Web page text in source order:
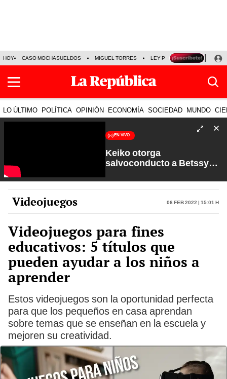
HOY CASO MOCHASUELDOS MIGUEL TORRES LEY PULPÍN PRECIO DEL
LO ÚLTIMO POLÍTICA OPINIÓN ECONOMÍA SOCIEDAD MUNDO
EN VIVO
Keiko otorga
salvoconducto a Betssy
Petroperú | Sin Guion con
Rosa María Palacios
Videojuegos 06 Feb 2022 | 15:01 h
Videojuegos para fines
educativos: 5 títulos que
pueden ayudar a los niños a
aprender
Estos videojuegos son la oportunidad perfecta
para que los pequeños en casa aprendan
sobre temas que se enseñan en la escuela y
mejoren su creatividad.